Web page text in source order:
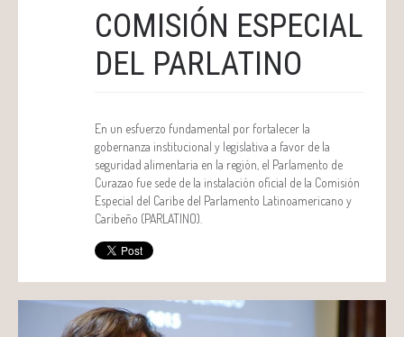
COMISIÓN ESPECIAL
DEL PARLATINO
En un esfuerzo fundamental por fortalecer la
gobernanza institucional y legislativa a favor de la
seguridad alimentaria en la región, el Parlamento de
Curazao fue sede de la instalación oficial de la Comisión
Especial del Caribe del Parlamento Latinoamericano y
Caribeño (PARLATINO).